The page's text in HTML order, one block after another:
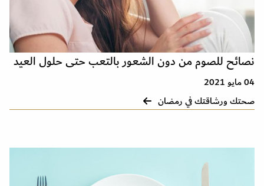
نصائح للصوم من دون الشعور بالتعب حتى حلول العيد
04 مايو 2021
صحتك ورشاقتك في رمضان